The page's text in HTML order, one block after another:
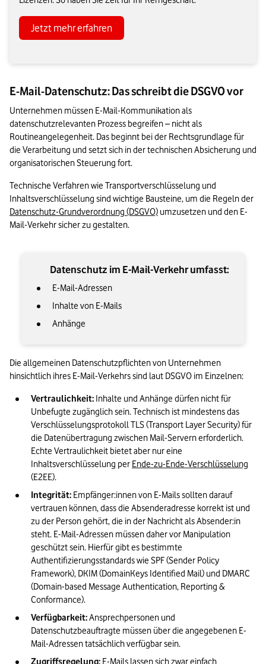
Jetzt mehr erfahren
E-Mail-Datenschutz: Das schreibt die DSGVO vor
Unternehmen müssen E-Mail-Kommunikation als
datenschutzrelevanten Prozess begreifen – nicht als
Routineangelegenheit. Das beginnt bei der Rechtsgrundlage für
die Verarbeitung und setzt sich in der technischen Absicherung und
organisatorischen Steuerung fort.
Technische Verfahren wie Transportverschlüsselung und
Datenschutz-Grundverordnung (DSGVO) umzusetzen und den E-
Mail-Verkehr sicher zu gestalten.
Datenschutz im E-Mail-Verkehr umfasst:
E-Mail-Adressen
Inhalte von E-Mails
Anhänge
Die allgemeinen Datenschutzpflichten von Unternehmen
hinsichtlich ihres E-Mail-Verkehrs sind laut DSGVO im Einzelnen:
Vertraulichkeit: Inhalte und Anhänge dürfen nicht für
Unbefugte zugänglich sein. Technisch ist mindestens das
Verschlüsselungsprotokoll TLS (Transport Layer Security) für
die Datenübertragung zwischen Mail-Servern erforderlich.
Echte Vertraulichkeit bietet aber nur eine
Inhaltsverschlüsselung per Ende-zu-Ende-Verschlüsselung
(E2EE).
Integrität: Empfänger:innen von E-Mails sollten darauf
vertrauen können, dass die Absenderadresse korrekt ist und
zu der Person gehört, die in der Nachricht als Absender:in
steht. E-Mail-Adressen müssen daher vor Manipulation
geschützt sein. Hierfür gibt es bestimmte
Authentifizierungsstandards wie SPF (Sender Policy
Framework), DKIM (DomainKeys Identified Mail) und DMARC
(Domain-based Message Authentication, Reporting &
Conformance).
Verfügbarkeit: Ansprechpersonen und
Datenschutzbeauftragte müssen über die angegebenen E-
Mail-Adressen tatsächlich verfügbar sein.
Zugriffsregelung: E-Mails lassen sich zwar einfach